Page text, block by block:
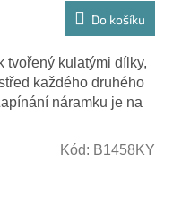
Do košíku
tvořený kulatými dílky,
každého druhého
náramku je na
Kód: B1458KY